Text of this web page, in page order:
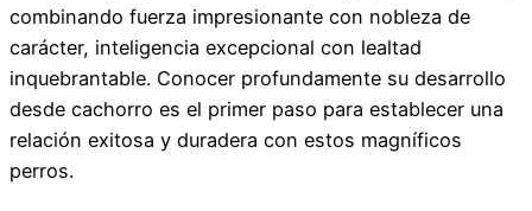
combinando fuerza impresionante con nobleza de
carácter, inteligencia excepcional con lealtad
inquebrantable. Conocer profundamente su desarrollo
desde cachorro es el primer paso para establecer una
relación exitosa y duradera con estos magníficos
perros.